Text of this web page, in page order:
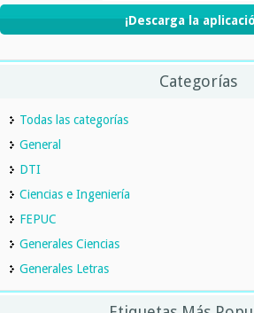
¡Descarga la
Categorías
Todas las categorías
General
DTI
Ciencias e Ingeniería
FEPUC
Generales Ciencias
Generales Letras